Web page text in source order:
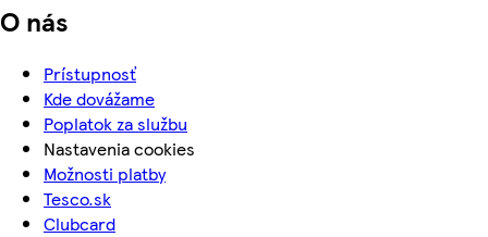
O nás
Prístupnosť
Kde dovážame
Poplatok za službu
Nastavenia cookies
Možnosti platby
Tesco.sk
Clubcard